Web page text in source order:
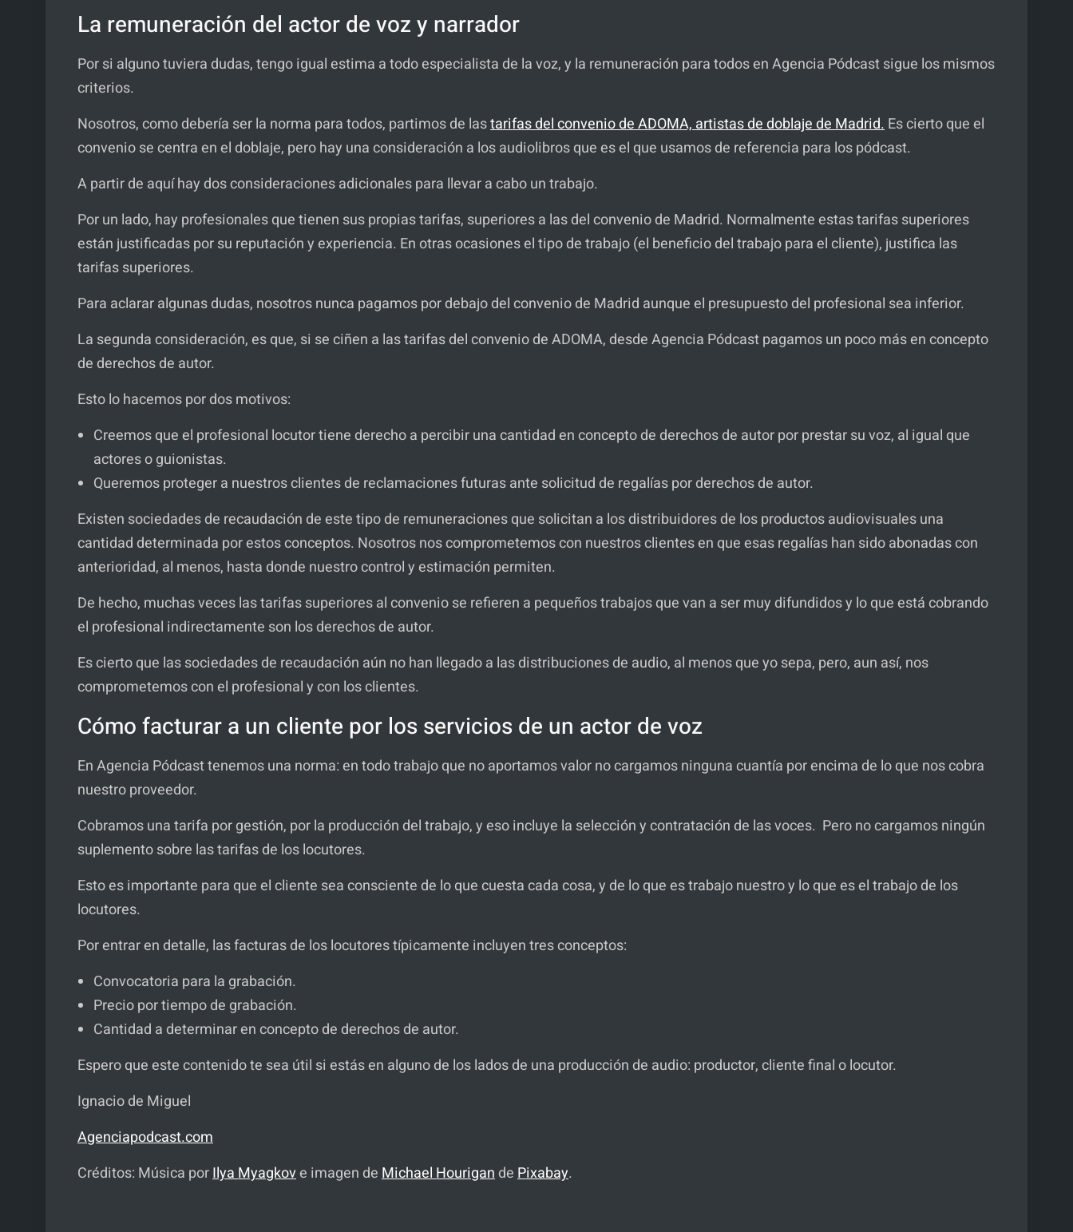
La remuneración del actor de voz y narrador
Por si alguno tuviera dudas, tengo igual estima a todo especialista de la voz, y la remuneración para todos en Agencia Pódcast sigue los mismos
criterios.
Nosotros, como debería ser la norma para todos, partimos de lastarifas del convenio de ADOMA, artistas de doblaje de Madrid.Es cierto que el
convenio se centra en el doblaje, pero hay una consideración a los audiolibros que es el que usamos de referencia para los pódcast.
A partir de aquí hay dos consideraciones adicionales para llevar a cabo un trabajo.
Por un lado, hay profesionales que tienen sus propias tarifas, superiores a las del convenio de Madrid. Normalmente estas tarifas superiores
están justificadas por su reputación y experiencia. En otras ocasiones el tipo de trabajo (el beneficio del trabajo para el cliente), justifica las
tarifas superiores.
Para aclarar algunas dudas, nosotros nunca pagamos por debajo del convenio de Madrid aunque el presupuesto del profesional sea inferior.
La segunda consideración, es que, si se ciñen a las tarifas del convenio de ADOMA, desde Agencia Pódcast pagamos un poco más en concepto
de derechos de autor.
Esto lo hacemos por dos motivos:
Creemos que el profesional locutor tiene derecho a percibir una cantidad en concepto de derechos de autor por prestar su voz, al igual que
actores o guionistas.
Queremos proteger a nuestros clientes de reclamaciones futuras ante solicitud de regalías por derechos de autor.
Existen sociedades de recaudación de este tipo de remuneraciones que solicitan a los distribuidores de los productos audiovisuales una
cantidad determinada por estos conceptos. Nosotros nos comprometemos con nuestros clientes en que esas regalías han sido abonadas con
anterioridad, al menos, hasta donde nuestro control y estimación permiten.
De hecho, muchas veces las tarifas superiores al convenio se refieren a pequeños trabajos que van a ser muy difundidos y lo que está cobrando
el profesional indirectamente son los derechos de autor.
Es cierto que las sociedades de recaudación aún no han llegado a las distribuciones de audio, al menos que yo sepa, pero, aun así, nos
comprometemos con el profesional y con los clientes.
Cómo facturar a un cliente por los servicios de un actor de voz
En Agencia Pódcast tenemos una norma: en todo trabajo que no aportamos valor no cargamos ninguna cuantía por encima de lo que nos cobra
nuestro proveedor.
Cobramos una tarifa por gestión, por la producción del trabajo, y eso incluye la selección y contratación de las voces. Pero no cargamos ningún
suplemento sobre las tarifas de los locutores.
Esto es importante para que el cliente sea consciente de lo que cuesta cada cosa, y de lo que es trabajo nuestro y lo que es el trabajo de los
locutores.
Por entrar en detalle, las facturas de los locutores típicamente incluyen tres conceptos:
Convocatoria para la grabación.
Precio por tiempo de grabación.
Cantidad a determinar en concepto de derechos de autor.
Espero que este contenido te sea útil si estás en alguno de los lados de una producción de audio: productor, cliente final o locutor.
Ignacio de Miguel
Agenciapodcast.com
Créditos: Música porIlya Myagkove imagen deMichael HourigandePixabay.